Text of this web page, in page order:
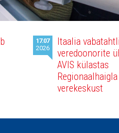
17.07
2026
Itaalia
veredoonorite
AVIS külastas
Regionaalhaigla
verekeskust